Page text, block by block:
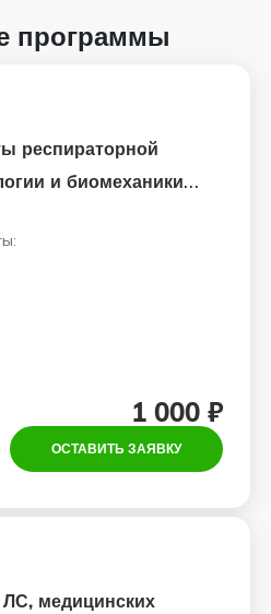
программы
респираторной
и биомеханики
1 000 ₽
ОСТАВИТЬ ЗАЯВКУ
ЛС, медицинских